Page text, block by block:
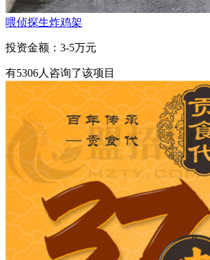
喂侦探生炸鸡架
投资金额： 3-5万元
有5306人咨询了该项目